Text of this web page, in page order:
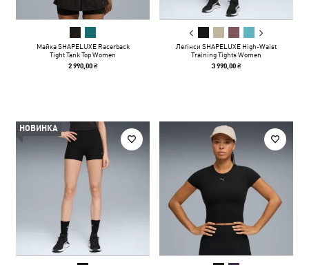
Майка SHAPELUXE Racerback
Tight Tank Top Women
2 990,00 ₴
Легінси SHAPELUXE High-Waist
Training Tights Women
3 990,00 ₴
НОВИНКА